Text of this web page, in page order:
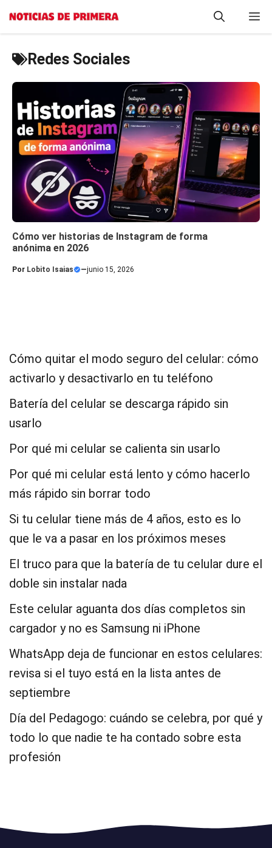
Saltar
Redes Sociales
Cómo ver historias de Instagram de forma
anónima en 2026
Por Lobito Isaias —junio 15, 2026
Cómo quitar el modo seguro del celular: cómo
activarlo y desactivarlo en tu teléfono
Batería del celular se descarga rápido sin
usarlo
Por qué mi celular se calienta sin usarlo
Por qué mi celular está lento y cómo hacerlo
más rápido sin borrar todo
Si tu celular tiene más de 4 años, esto es lo
que le va a pasar en los próximos meses
El truco para que la batería de tu celular dure el
doble sin instalar nada
Este celular aguanta dos días completos sin
cargador y no es Samsung ni iPhone
WhatsApp deja de funcionar en estos celulares:
revisa si el tuyo está en la lista antes de
septiembre
Día del Pedagogo: cuándo se celebra, por qué y
todo lo que nadie te ha contado sobre esta
profesión